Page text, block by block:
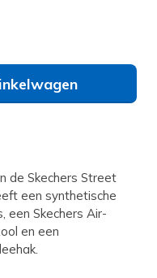
de Skechers Street
een synthetische
een Skechers Air-
en een